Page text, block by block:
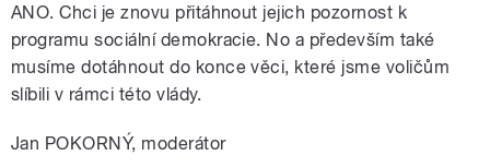
ANO. Chci je znovu přitáhnout jejich pozornost k
programu sociální demokracie. No a především také
musíme dotáhnout do konce věci, které jsme voličům
slíbili v rámci této vlády.
Jan POKORNÝ, moderátor